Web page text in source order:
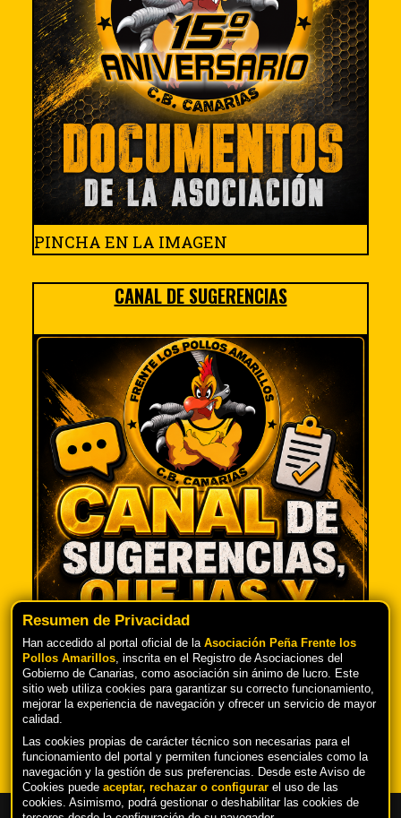
PINCHA EN LA IMAGEN
CANAL DE SUGERENCIAS
TU OPINIÓN ES IMPORTANTE PARA
NOSOTROS
Resumen de Privacidad
Han accedido al portal oficial de la Asociación Peña Frente los
Pollos Amarillos, inscrita en el Registro de Asociaciones del
Gobierno de Canarias, como asociación sin ánimo de lucro. Este
sitio web utiliza cookies para garantizar su correcto funcionamiento,
mejorar la experiencia de navegación y ofrecer un servicio de mayor
calidad.
Las cookies propias de carácter técnico son necesarias para el
funcionamiento del portal y permiten funciones esenciales como la
navegación y la gestión de sus preferencias. Desde este Aviso de
Cookies puede aceptar, rechazar o configurar el uso de las
cookies. Asimismo, podrá gestionar o deshabilitar las cookies de